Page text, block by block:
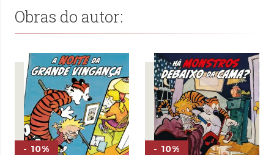
Obras do autor:
- 10% - 10%